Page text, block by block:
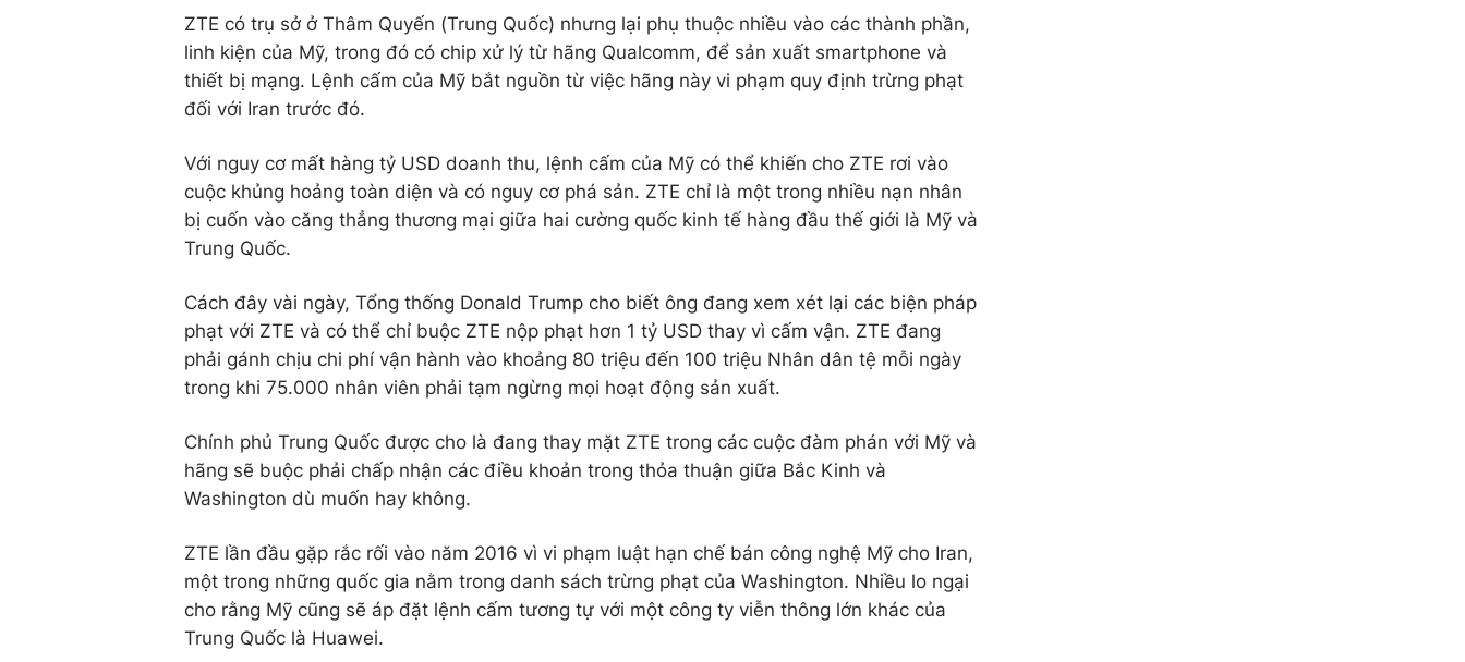
ZTE có trụ sở ở Thâm Quyến (Trung Quốc) nhưng lại phụ thuộc nhiều vào các thành phần,
linh kiện của Mỹ, trong đó có chip xử lý từ hãng Qualcomm, để sản xuất smartphone và
thiết bị mạng. Lệnh cấm của Mỹ bắt nguồn từ việc hãng này vi phạm quy định trừng phạt
đối với Iran trước đó.
Với nguy cơ mất hàng tỷ USD doanh thu, lệnh cấm của Mỹ có thể khiến cho ZTE rơi vào
cuộc khủng hoảng toàn diện và có nguy cơ phá sản. ZTE chỉ là một trong nhiều nạn nhân
bị cuốn vào căng thẳng thương mại giữa hai cường quốc kinh tế hàng đầu thế giới là Mỹ và
Trung Quốc.
Cách đây vài ngày, Tổng thống Donald Trump cho biết ông đang xem xét lại các biện pháp
phạt với ZTE và có thể chỉ buộc ZTE nộp phạt hơn 1 tỷ USD thay vì cấm vận. ZTE đang
phải gánh chịu chi phí vận hành vào khoảng 80 triệu đến 100 triệu Nhân dân tệ mỗi ngày
trong khi 75.000 nhân viên phải tạm ngừng mọi hoạt động sản xuất.
Chính phủ Trung Quốc được cho là đang thay mặt ZTE trong các cuộc đàm phán với Mỹ và
hãng sẽ buộc phải chấp nhận các điều khoản trong thỏa thuận giữa Bắc Kinh và
Washington dù muốn hay không.
ZTE lần đầu gặp rắc rối vào năm 2016 vì vi phạm luật hạn chế bán công nghệ Mỹ cho Iran,
một trong những quốc gia nằm trong danh sách trừng phạt của Washington. Nhiều lo ngại
cho rằng Mỹ cũng sẽ áp đặt lệnh cấm tương tự với một công ty viễn thông lớn khác của
Trung Quốc là Huawei.